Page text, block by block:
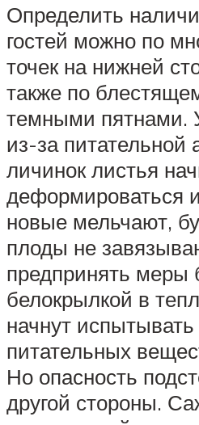
Определить
гостей можно по
точек на нижней
также по
темными пятнами.
из-за питательной
личинок листья
деформироваться
новые мельчают,
плоды не
предпринять меры
белокрылкой в
начнут испытывать
питательных
Но опасность
другой стороны.